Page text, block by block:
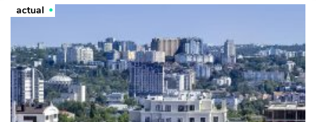
actual